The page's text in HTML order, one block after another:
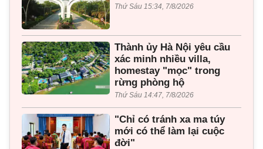
Thứ Sáu 15:34, 7/8/2026
Thành ủy Hà Nội yêu cầu
xác minh nhiều villa,
homestay "mọc" trong
rừng phòng hộ
Thứ Sáu 14:47, 7/8/2026
"Chỉ có tránh xa ma túy
mới có thể làm lại cuộc
đời"